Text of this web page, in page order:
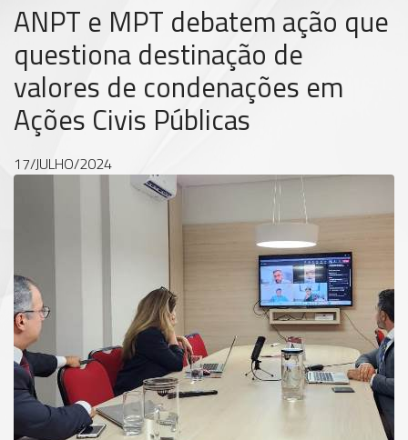
ANPT e MPT debatem ação que
questiona destinação de
valores de condenações em
Ações Civis Públicas
17/JULHO/2024